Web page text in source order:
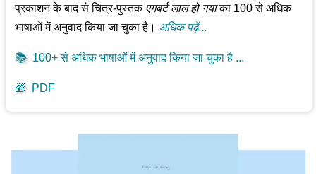
प्रकाशन के बाद से चित्र-पुस्तक एगबर्ट लाल हो गयाका 100 से अधिक
भाषाओं में अनुवाद किया जा चुका है। अधिक पढ़ें...
📚 100+ से अधिक भाषाओं में अनुवाद किया जा चुका है ...
🎁 PDF